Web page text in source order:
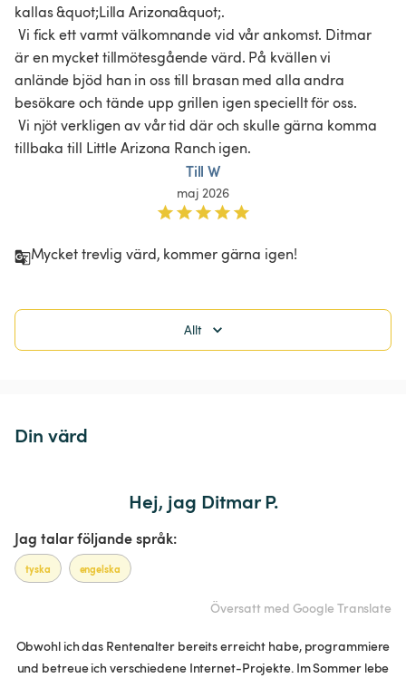
kallas &quot;Lilla Arizona&quot;.
är en mycket tillmötesgående värd. På kvällen vi
anlände bjöd han in oss till brasan med alla andra
besökare och tände upp grillen igen speciellt för oss.
tillbaka till Little Arizona Ranch igen.
Till W
maj 2026
Mycket trevlig värd, kommer gärna igen!
Allt
Din värd
Hej, jag Ditmar P.
Jag talar följande språk:
tyska engelska
Översatt med Google Translate
Obwohl ich das Rentenalter bereits erreicht habe, programmiere
und betreue ich verschiedene Internet-Projekte. Im Sommer lebe